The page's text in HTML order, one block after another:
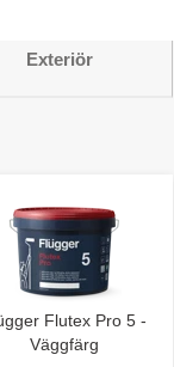
Exteriör
Flutex Pro 5 -
Väggfärg